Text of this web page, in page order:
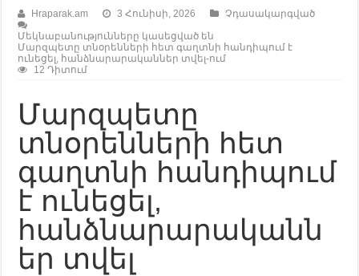
Hraparak.am 3 Հունիսի, 2026
Չդասակարգված
Մեկնաբանությունները կասեցված են
Մարզպետը տնօրենների հետ գաղտնի հանդիպում է
ունեցել, հանձնարարականներ տվել-ում
12 Դիտում
Մարզպետը
տնօրենների հետ
գաղտնի հանդիպում
է ունեցել,
հանձնարարականն
եր տվել